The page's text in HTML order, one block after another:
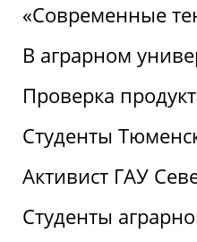
«Современные
В аграрном
Проверка
Студенты
Активист ГАУ
Студенты